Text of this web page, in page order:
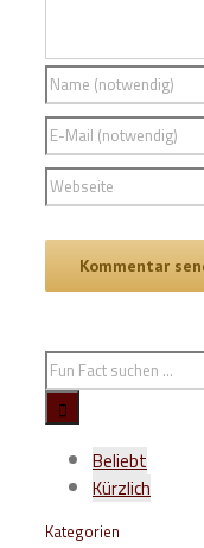
Beliebt
Kürzlich
Kategorien